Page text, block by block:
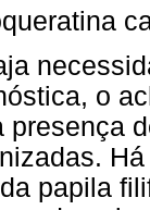
o
presença
papila